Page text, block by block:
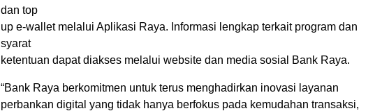
dan top
up e-wallet melalui Aplikasi Raya. Informasi lengkap terkait program dan
syarat
ketentuan dapat diakses melalui website dan media sosial Bank Raya.
“Bank Raya berkomitmen untuk terus menghadirkan inovasi layanan
perbankan digital yang tidak hanya berfokus pada kemudahan transaksi,